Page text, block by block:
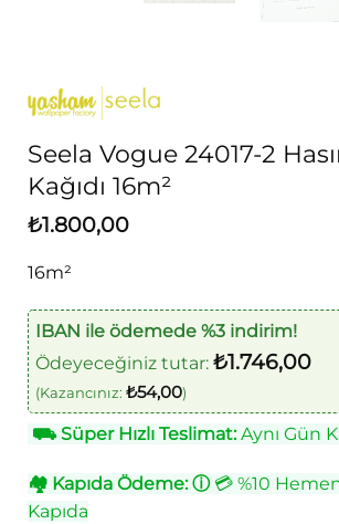
Seela Vogue 24017-2
Kağıdı 16m²
₺1.800,00
16m²
IBAN ile ödemede %3 indirim!
Ödeyeceğiniz tutar: ₺1.746,00
(Kazancınız: ₺54,00)
⛟Süper Hızlı Teslimat:Aynı Gün
🏘 Kapıda Ödeme: ⓘ💳 %10
Kapıda